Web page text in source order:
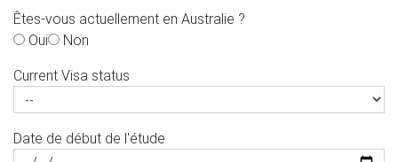
Êtes-vous actuellement en Australie ?
Oui
Non
Current Visa status
Date de début de l'étude